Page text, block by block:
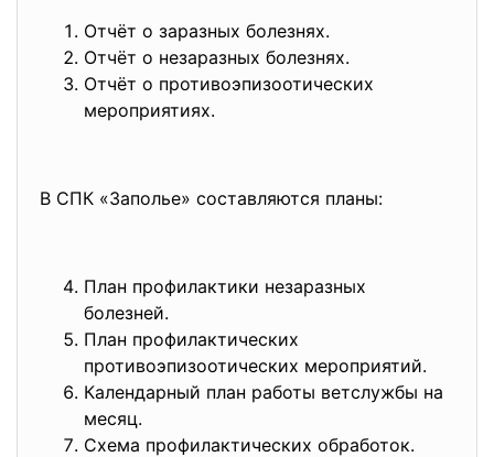
Отчёт о заразных болезнях.
Отчёт о незаразных болезнях.
Отчёт о противоэпизоотических
мероприятиях.
В СПК «Заполье» составляются планы:
План профилактики незаразных
болезней.
План профилактических
противоэпизоотических мероприятий.
Календарный план работы ветслужбы на
месяц.
Схема профилактических обработок.